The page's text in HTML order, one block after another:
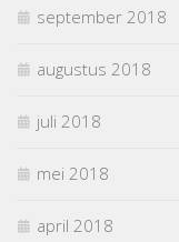
september 2018
augustus 2018
juli 2018
mei 2018
april 2018